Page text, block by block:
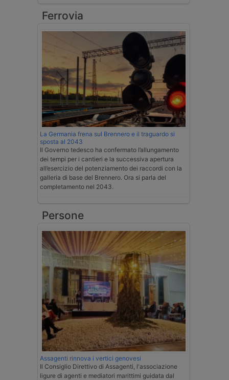
Ferrovia
La Germania frena sul Brennero e il traguardo si
sposta al 2043
Il Governo tedesco ha confermato l’allungamento
dei tempi per i cantieri e la successiva apertura
all’esercizio del potenziamento dei raccordi con la
galleria di base del Brennero. Ora si parla del
completamento nel 2043.
Persone
Assagenti rinnova i vertici genovesi
Il Consiglio Direttivo di Assagenti, l'associazione
ligure di agenti e mediatori marittimi guidata dal